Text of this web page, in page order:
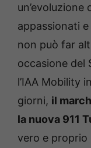
un’evoluzione
appassionati
non può far
occasione del
l’IAA Mobility
giorni, il
la nuova 911
vero e